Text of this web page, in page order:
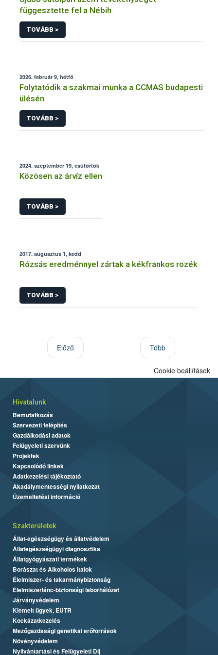
függesztette fel a Nébih
TOVÁBB >
2026. február 9, hétfő
Folytatódik a szakmai munka a CCMAS budapesti
ülésén
TOVÁBB >
2024. szeptember 19, csütörtök
Közösen az árvíz ellen
TOVÁBB >
2017. augusztus 1, kedd
Rózsás eredménnyel zártak a kékfrankos rozék
TOVÁBB >
Előző Több
Cookie beállítások
Hivatalunk
Bemutatkozás
Szervezeti felépítés
Gazdálkodási adatok
Felügyeleti szervünk
Projektek
Kapcsolódó linkek
Adatkezelési tájékoztató
Akadálymentességi nyilatkozat
Üzemeltetési információ
Szakterületek
Állat-egészségügy és állatvédelem
Állategészségügyi diagnosztika
Állatgyógyászati termékek
Borászat és Alkoholos Italok
Élelmiszer- és takarmánybiztonság
Élelmiszerlánc-biztonsági laborhálózat
Járványvédelem
Kiemelt ügyek, EUTR
Kockázatkezelés
Mezőgazdasági genetikai erőforrások
Növényvédelem
Nyilvántartási és Felügyeleti Díj